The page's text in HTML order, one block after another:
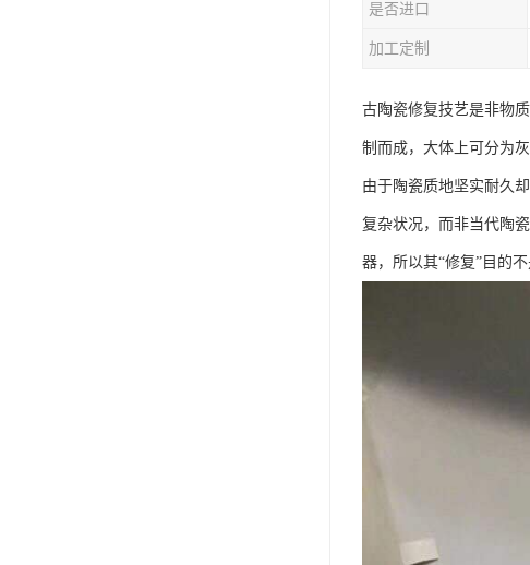
是否进口
加工定制
古陶瓷修复技艺是非物
制而成，大体上可分为
由于陶瓷质地坚实耐久
复杂状况，而非当代陶
器，所以其“修复”目的